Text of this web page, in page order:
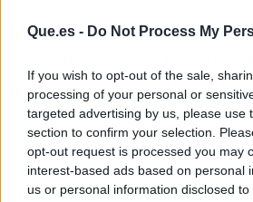
Que.es - Do Not Process My
If you wish to opt-out of the sale,
processing of your personal or
targeted advertising by us, please use
section to confirm your selection.
opt-out request is processed you may
interest-based ads based on personal
us or personal information disclosed
Recibir el asesoramiento de
muy importante para agilizar
minimizar gastos.
servicio integral, con el
a la familia en todo momento,
gestiones en unos momentos
muerte de un ser querido.